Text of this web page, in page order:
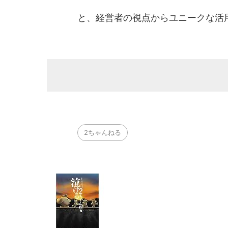
と、経営者の視点からユニークな活
2ちゃんねる